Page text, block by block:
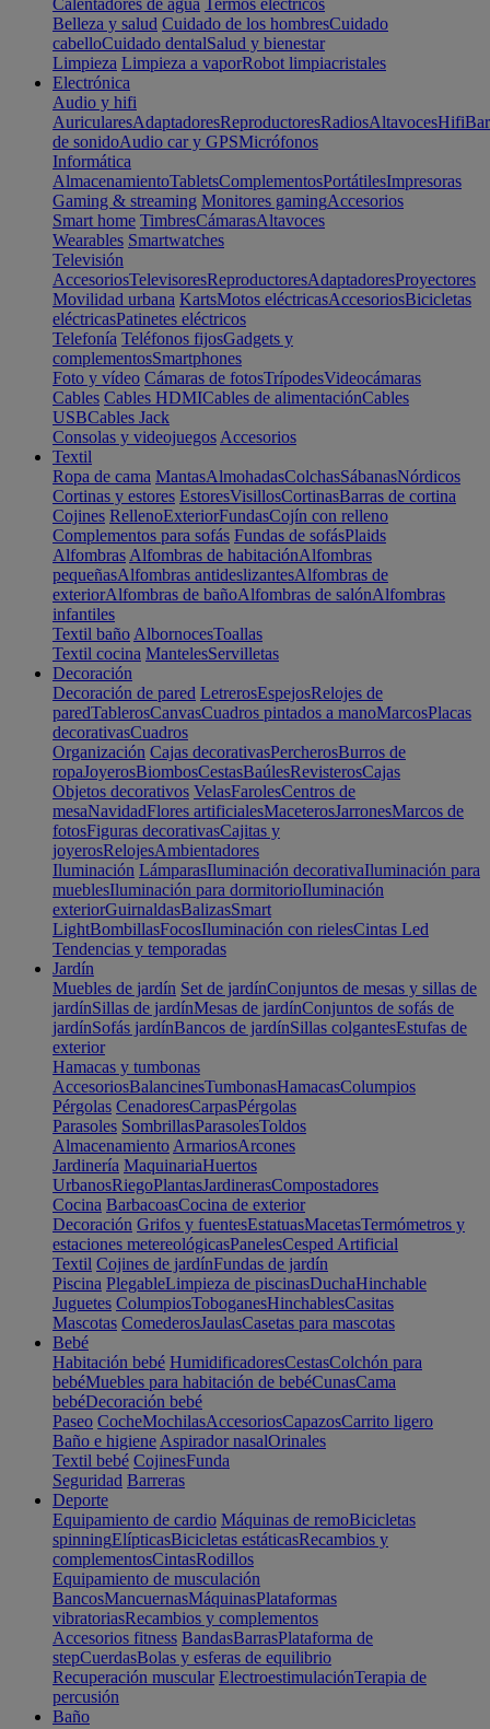
Calentadores de agua Termos eléctricos
Belleza y salud Cuidado de los hombresCuidado
cabelloCuidado dentalSalud y bienestar
Limpieza Limpieza a vaporRobot limpiacristales
Electrónica
Audio y hifi
AuricularesAdaptadoresReproductoresRadiosAltavocesHifi
de sonidoAudio car y GPSMicrófonos
Informática
AlmacenamientoTabletsComplementosPortátilesImpresoras
Gaming & streaming Monitores gamingAccesorios
Smart home TimbresCámarasAltavoces
Wearables Smartwatches
Televisión
AccesoriosTelevisoresReproductoresAdaptadoresProyectores
Movilidad urbana KartsMotos eléctricasAccesoriosBicicletas
eléctricasPatinetes eléctricos
Telefonía Teléfonos fijosGadgets y
complementosSmartphones
Foto y vídeo Cámaras de fotosTrípodesVideocámaras
Cables Cables HDMICables de alimentaciónCables
USBCables Jack
Consolas y videojuegos Accesorios
Textil
Ropa de cama MantasAlmohadasColchasSábanasNórdicos
Cortinas y estores EstoresVisillosCortinasBarras de cortina
Cojines RellenoExteriorFundasCojín con relleno
Complementos para sofás Fundas de sofásPlaids
Alfombras Alfombras de habitaciónAlfombras
pequeñasAlfombras antideslizantesAlfombras de
exteriorAlfombras de bañoAlfombras de salónAlfombras
infantiles
Textil baño AlbornocesToallas
Textil cocina MantelesServilletas
Decoración
Decoración de pared LetrerosEspejosRelojes de
paredTablerosCanvasCuadros pintados a manoMarcosPlacas
decorativasCuadros
Organización Cajas decorativasPercherosBurros de
ropaJoyerosBiombosCestasBaúlesRevisterosCajas
Objetos decorativos VelasFarolesCentros de
mesaNavidadFlores artificialesMaceterosJarronesMarcos de
fotosFiguras decorativasCajitas y
joyerosRelojesAmbientadores
Iluminación LámparasIluminación decorativaIluminación para
mueblesIluminación para dormitorioIluminación
exteriorGuirnaldasBalizasSmart
LightBombillasFocosIluminación con rielesCintas Led
Tendencias y temporadas
Jardín
Muebles de jardín Set de jardínConjuntos de mesas y sillas de
jardínSillas de jardínMesas de jardínConjuntos de sofás de
jardínSofás jardínBancos de jardínSillas colgantesEstufas de
exterior
Hamacas y tumbonas
AccesoriosBalancinesTumbonasHamacasColumpios
Pérgolas CenadoresCarpasPérgolas
Parasoles SombrillasParasolesToldos
Almacenamiento ArmariosArcones
Jardinería MaquinariaHuertos
UrbanosRiegoPlantasJardinerasCompostadores
Cocina BarbacoasCocina de exterior
Decoración Grifos y fuentesEstatuasMacetasTermómetros y
estaciones metereológicasPanelesCesped Artificial
Textil Cojines de jardínFundas de jardín
Piscina PlegableLimpieza de piscinasDuchaHinchable
Juguetes ColumpiosToboganesHinchablesCasitas
Mascotas ComederosJaulasCasetas para mascotas
Bebé
Habitación bebé HumidificadoresCestasColchón para
bebéMuebles para habitación de bebéCunasCama
bebéDecoración bebé
Paseo CocheMochilasAccesoriosCapazosCarrito ligero
Baño e higiene Aspirador nasalOrinales
Textil bebé CojinesFunda
Seguridad Barreras
Deporte
Equipamiento de cardio Máquinas de remoBicicletas
spinningElípticasBicicletas estáticasRecambios y
complementosCintasRodillos
Equipamiento de musculación
BancosMancuernasMáquinasPlataformas
vibratoriasRecambios y complementos
Accesorios fitness BandasBarrasPlataforma de
stepCuerdasBolas y esferas de equilibrio
Recuperación muscular ElectroestimulaciónTerapia de
percusión
Baño